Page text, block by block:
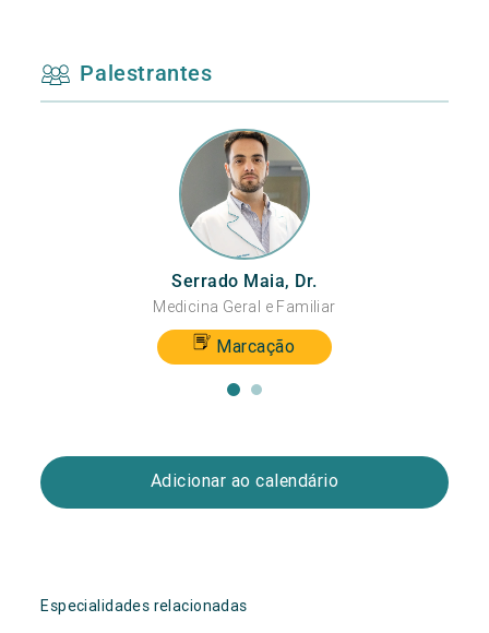
Palestrantes
Serrado Maia, Dr.
Medicina Geral e Familiar
Marcação
Adicionar ao calendário
Especialidades relacionadas